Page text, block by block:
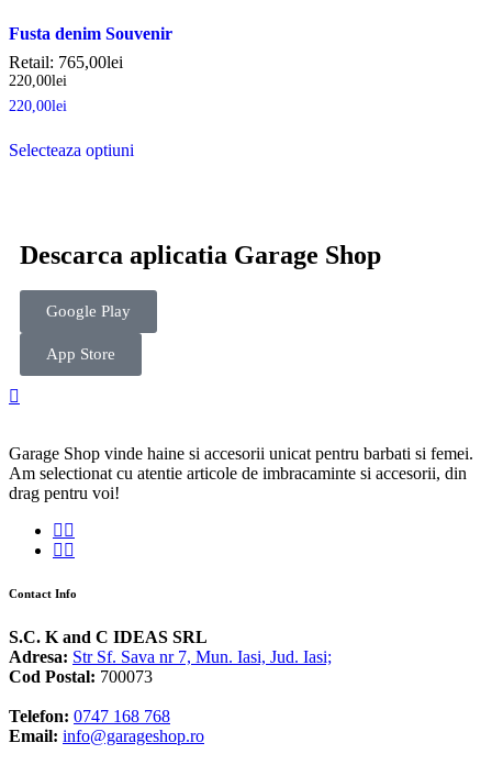
Fusta denim Souvenir
Retail: 765,00lei
220,00lei
220,00lei
Selecteaza optiuni
Descarca aplicatia Garage Shop
Google Play
App Store
Garage Shop vinde haine si accesorii unicat pentru barbati si femei.
Am selectionat cu atentie articole de imbracaminte si accesorii, din
drag pentru voi!
Contact Info
S.C. K and C IDEAS SRL
Adresa: Str Sf. Sava nr 7, Mun. Iasi, Jud. Iasi;
Cod Postal: 700073
Telefon: 0747 168 768
Email: info@garageshop.ro